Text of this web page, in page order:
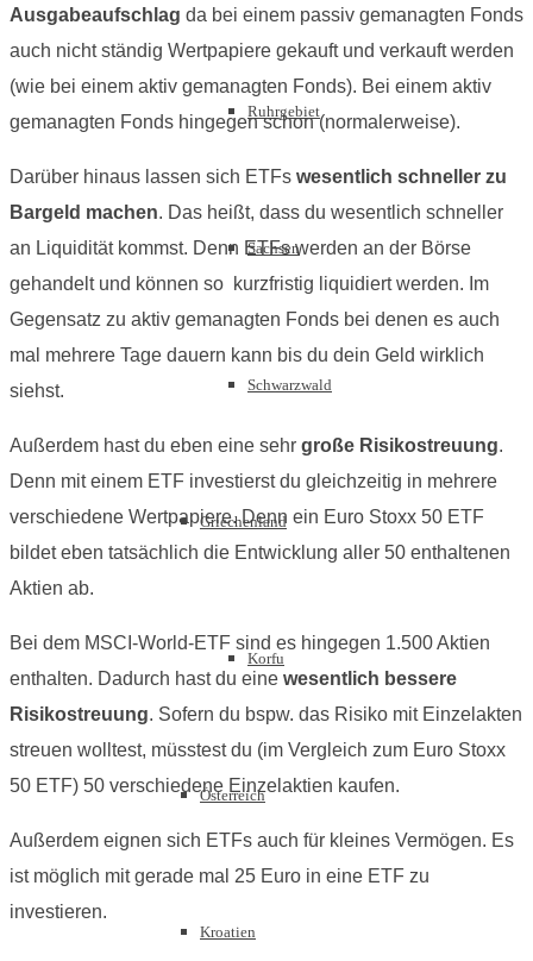
Ruhrgebiet
Sachsen
Schwarzwald
Griechenland
Korfu
Österreich
Kroatien
Ausgabeaufschlag da bei einem passiv gemanagten Fonds
auch nicht ständig Wertpapiere gekauft und verkauft werden
(wie bei einem aktiv gemanagten Fonds). Bei einem aktiv
gemanagten Fonds hingegen schon (normalerweise).
Darüber hinaus lassen sich ETFs wesentlich schneller zu
Bargeld machen. Das heißt, dass du wesentlich schneller
an Liquidität kommst. Denn ETFs werden an der Börse
gehandelt und können so kurzfristig liquidiert werden. Im
Gegensatz zu aktiv gemanagten Fonds bei denen es auch
mal mehrere Tage dauern kann bis du dein Geld wirklich
siehst.
Außerdem hast du eben eine sehr große Risikostreuung.
Denn mit einem ETF investierst du gleichzeitig in mehrere
verschiedene Wertpapiere. Denn ein Euro Stoxx 50 ETF
bildet eben tatsächlich die Entwicklung aller 50 enthaltenen
Aktien ab.
Bei dem MSCI-World-ETF sind es hingegen 1.500 Aktien
enthalten. Dadurch hast du eine wesentlich bessere
Risikostreuung. Sofern du bspw. das Risiko mit Einzelakten
streuen wolltest, müsstest du (im Vergleich zum Euro Stoxx
50 ETF) 50 verschiedene Einzelaktien kaufen.
Außerdem eignen sich ETFs auch für kleines Vermögen. Es
ist möglich mit gerade mal 25 Euro in eine ETF zu
investieren.